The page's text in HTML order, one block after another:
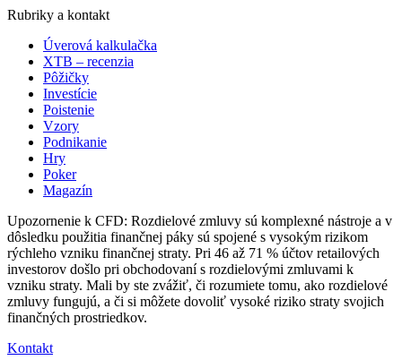
Rubriky a kontakt
Úverová kalkulačka
XTB – recenzia
Pôžičky
Investície
Poistenie
Vzory
Podnikanie
Hry
Poker
Magazín
Upozornenie k CFD: Rozdielové zmluvy sú komplexné nástroje a v
dôsledku použitia finančnej páky sú spojené s vysokým rizikom
rýchleho vzniku finančnej straty. Pri 46 až 71 % účtov retailových
investorov došlo pri obchodovaní s rozdielovými zmluvami k
vzniku straty. Mali by ste zvážiť, či rozumiete tomu, ako rozdielové
zmluvy fungujú, a či si môžete dovoliť vysoké riziko straty svojich
finančných prostriedkov.
Kontakt